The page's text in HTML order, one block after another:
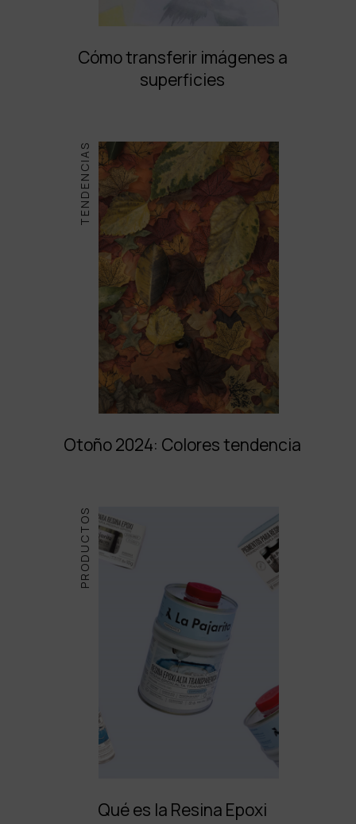
Cómo transferir imágenes a
superficies
TENDENCIAS
Otoño 2024: Colores tendencia
PRODUCTOS
Qué es la Resina Epoxi